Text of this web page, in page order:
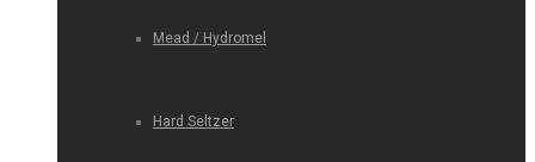
Mead / Hydromel
Hard Seltzer